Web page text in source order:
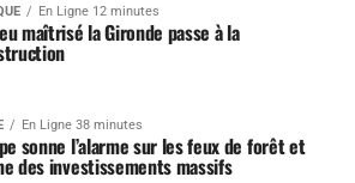
En Ligne 12 minutes
maîtrisé la Gironde passe à la
En Ligne 38 minutes
sonne l’alarme sur les feux de forêt et
des investissements massifs